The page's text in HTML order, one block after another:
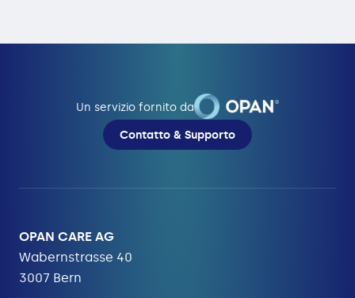
Un servizio fornito da
Contatto & Supporto
OPAN CARE AG
Wabernstrasse 40
3007 Bern